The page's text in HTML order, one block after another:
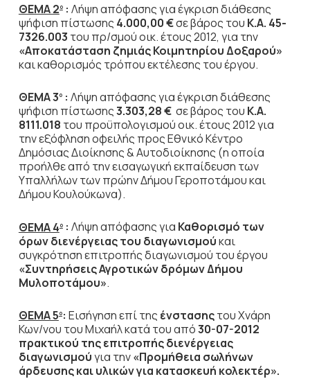
ΘΕΜΑ 2ο: Λήψη απόφασηςγια έγκριση διάθεσης
ψήφιση πίστωσης 4.000,00 €σε βάρος του Κ.Α. 45-
7326.003 του πρ/σμού οικ. έτους 2012, για την
«Αποκατάσταση ζημιάς Κοιμητηρίου Δοξαρού»
και καθορισμός τρόπου εκτέλεσης του έργου.
ΘΕΜΑ 3ο: Λήψη απόφασης για έγκριση διάθεσης
ψήφιση πίστωσης3.303,28 €σε βάρος του Κ.Α.
8111.018 του προϋπολογισμού οικ. έτους 2012 για
την εξόφληση οφειλής προς Εθνικό Κέντρο
Δημόσιας Διοίκησης & Αυτοδιοίκησης (η οποία
προήλθε από την εισαγωγική εκπαίδευση των
Υπαλλήλων των πρώην Δήμου Γεροποτάμου και
Δήμου Κουλούκωνα).
ΘΕΜΑ 4ο: Λήψη απόφασης για Καθορισμό των
όρωνδιενέργειας του διαγωνισμούκαι
συγκρότηση επιτροπής διαγωνισμού του έργου
«Συντηρήσεις Αγροτικών δρόμων Δήμου
Μυλοποτάμου».
ΘΕΜΑ 5ο: Εισήγηση επί της ένστασηςτου Χνάρη
Κων/νου του Μιχαήλ κατά του από30-07-2012
πρακτικού της επιτροπής διενέργειας
διαγωνισμούγια την«Προμήθεια σωλήνων
άρδευσης και υλικών για κατασκευή κολεκτέρ».